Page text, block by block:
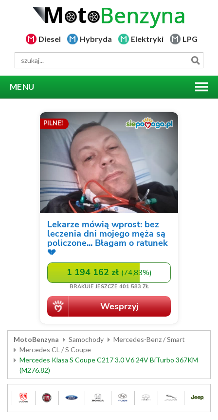
Diesel Hybryda Elektryki LPG
MENU
MotoBenzyna Samochody
Mercedes-Benz / Smart
Mercedes CL / S Coupe
Mercedes Klasa S Coupe C217 3.0 V6 24V BiTurbo 367KM
(M276.82)